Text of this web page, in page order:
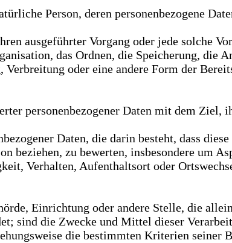
Person, deren personenbezogene
ausgeführter Vorgang oder jede solche
das Ordnen, die Speicherung, die
oder eine andere Form der
personenbezogener Daten mit dem Ziel,
Daten, die darin besteht, dass
beziehen, zu bewerten, insbesondere um
Verhalten, Aufenthaltsort oder
Einrichtung oder andere Stelle, die
sind die Zwecke und Mittel dieser
die bestimmten Kriterien seiner